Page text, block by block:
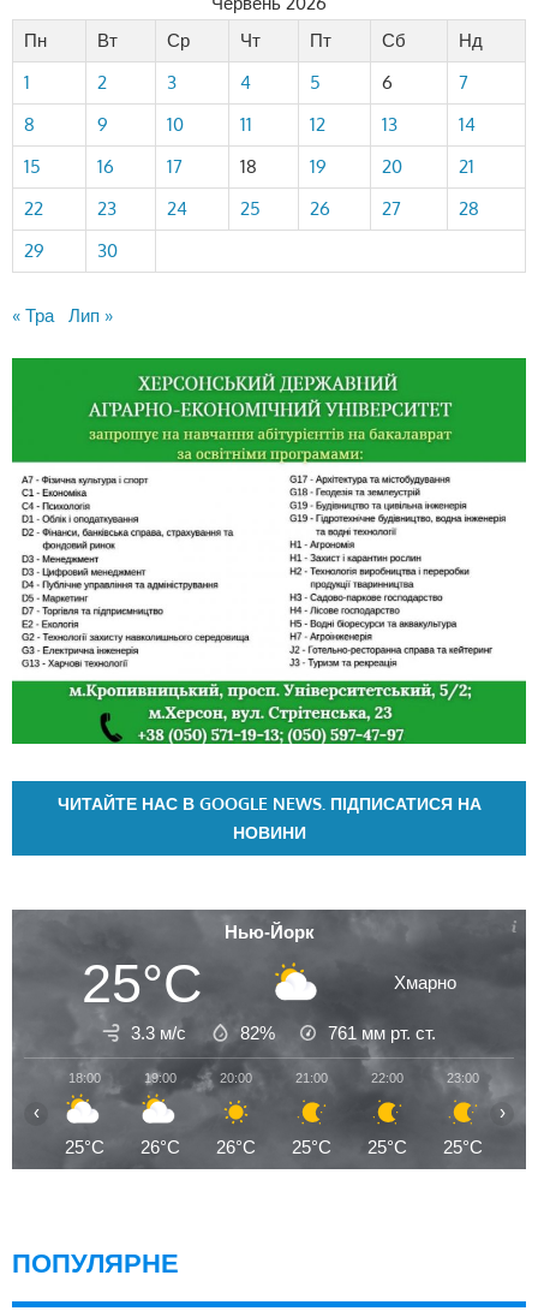
Пн
Вт Ср Чт Пт Сб
Нд
1
2 3 4 5 6
7
8
9 10 11 12 13
14
15
16 17 18 19 20
21
22
23 24 25 26 27
28
29
30
« Тра Лип »
ЧИТАЙТЕ НАС В GOOGLE NEWS. ПІДПИСАТИСЯ НА
НОВИНИ
Нью-Йорк
25°C Хмарно
3.3 м/с 82% 761 мм рт. ст.
18:00
25°C
19:00
26°C
20:00
26°C
21:00
25°C
22:00
25°C
23:00
25°C
‹ ›
ПОПУЛЯРНЕ